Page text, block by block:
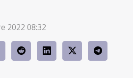
2022 08:32